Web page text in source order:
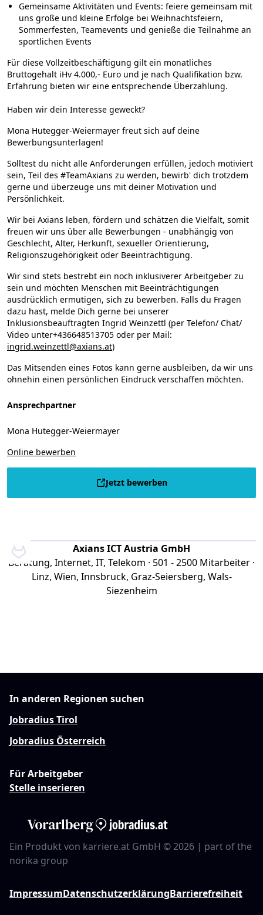
Gemeinsame Aktivitäten und Events: feiere gemeinsam mit
uns große und kleine Erfolge bei Weihnachtsfeiern,
Sommerfesten, Teamevents und genieße die Teilnahme an
sportlichen Events
Für diese Vollzeitbeschäftigung gilt ein monatliches
Bruttogehalt iHv 4.000,- Euro und je nach Qualifikation bzw.
Erfahrung bieten wir eine entsprechende Überzahlung.
Haben wir dein Interesse geweckt?
Mona Hutegger-Weiermayer freut sich auf deine
Bewerbungsunterlagen!
Solltest du nicht alle Anforderungen erfüllen, jedoch motiviert
sein, Teil des #TeamAxians zu werden, bewirb' dich trotzdem
gerne und überzeuge uns mit deiner Motivation und
Persönlichkeit.
Wir bei Axians leben, fördern und schätzen die Vielfalt, somit
freuen wir uns über alle Bewerbungen - unabhängig von
Geschlecht, Alter, Herkunft, sexueller Orientierung,
Religionszugehörigkeit oder Beeinträchtigung.
Wir sind stets bestrebt ein noch inklusiverer Arbeitgeber zu
sein und möchten Menschen mit Beeinträchtigungen
ausdrücklich ermutigen, sich zu bewerben. Falls du Fragen
dazu hast, melde Dich gerne bei unserer
Inklusionsbeauftragten Ingrid Weinzettl (per Telefon/ Chat/
Video unter+436648513705 oder per Mail:
ingrid.weinzettl@axians.at)
Das Mitsenden eines Fotos kann gerne ausbleiben, da wir uns
ohnehin einen persönlichen Eindruck verschaffen möchten.
Ansprechpartner
Mona Hutegger-Weiermayer
Online bewerben
Jetzt bewerben
Axians ICT Austria GmbH
Beratung, Internet, IT, Telekom · 501 - 2500 Mitarbeiter ·
Linz, Wien, Innsbruck, Graz-Seiersberg, Wals-
Siezenheim
In anderen Regionen suchen
Jobradius Tirol
Jobradius Österreich
Für Arbeitgeber
Stelle inserieren
Ein Produkt von karriere.at GmbH © 2026 | part of the
norika group
ImpressumDatenschutzerklärungBarrierefreiheit